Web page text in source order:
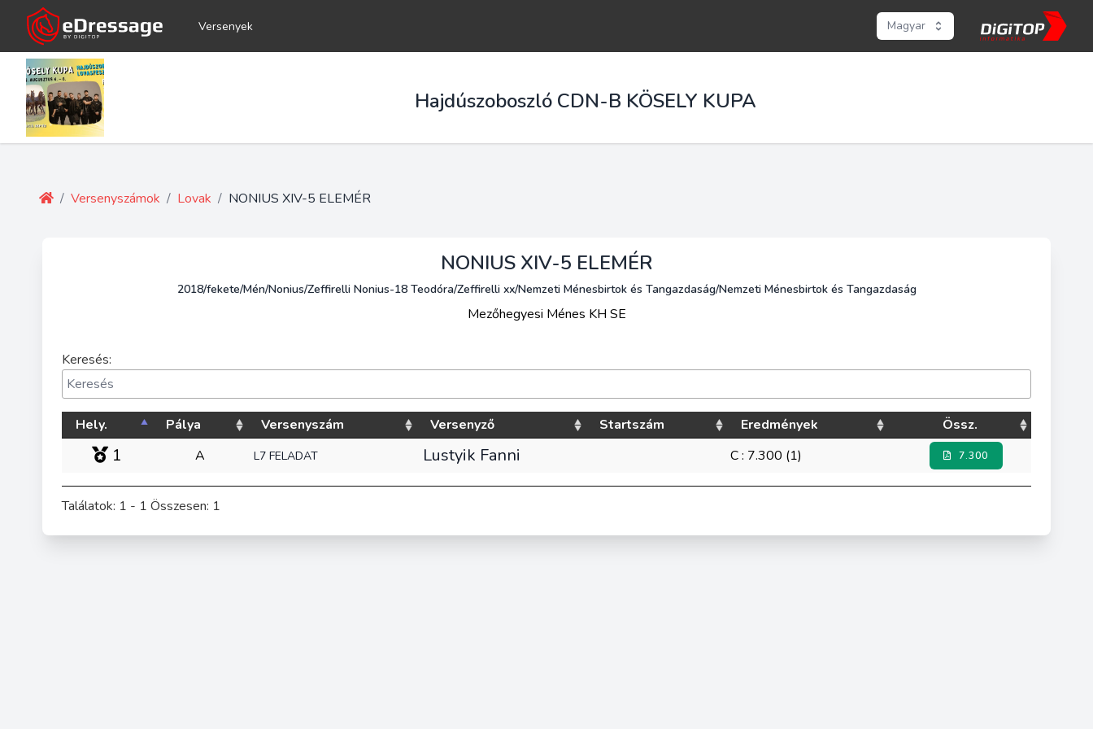
Versenyek Magyar
Hajdúszoboszló CDN-B KÖSELY KUPA
/ Versenyszámok / Lovak / NONIUS XIV-5 ELEMÉR
NONIUS XIV-5 ELEMÉR
2018/fekete/Mén/Nonius/Zeffirelli Nonius-18 Teodóra/Zeffirelli xx/Nemzeti Ménesbirtok és Tangazdaság/Nemzeti Ménesbirtok és Tangazdaság
Mezőhegyesi Ménes KH SE
Keresés:
Hely. Pálya Versenyszám Versenyző Startszám Eredmények Össz.
1 A L7 FELADAT Lustyik Fanni C : 7.300 (1) 7.300
Találatok: 1 - 1 Összesen: 1